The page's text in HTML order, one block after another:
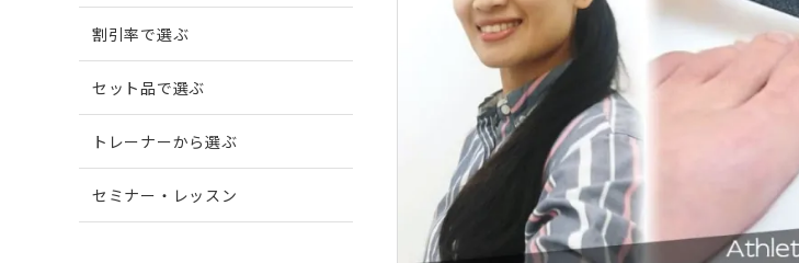
割引率で選ぶ
セット品で選ぶ
トレーナーから選ぶ
セミナー・レッスン